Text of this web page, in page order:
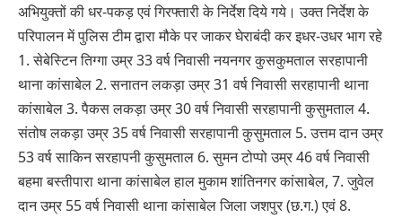
अभियुक्तों की धर-पकड़ एवं गिरफ्तारी के निर्देश दिये गये। उक्त निर्देश के
परिपालन में पुलिस टीम द्वारा मौके पर जाकर घेराबंदी कर इधर-उधर भाग रहे
1. सेबेस्टिन तिग्गा उम्र 33 वर्ष निवासी नयनगर कुसकुमताल सरहापानी
थाना कांसाबेल 2. सनातन लकड़ा उम्र 31 वर्ष निवासी सरहापानी थाना
कांसाबेल 3. पैकस लकड़ा उम्र 30 वर्ष निवासी सरहापानी कुसुमताल 4.
संतोष लकड़ा उम्र 35 वर्ष निवासी सरहापानी कुसुमताल 5. उत्तम दान उम्र
53 वर्ष साकिन सरहापनी कुसुमताल 6. सुमन टोप्पो उम्र 46 वर्ष निवासी
बहमा बस्तीपारा थाना कांसाबेल हाल मुकाम शांतिनगर कांसाबेल, 7. जुवेल
दान उम्र 55 वर्ष निवासी थाना कांसाबेल जिला जशपुर (छ.ग.) एवं 8.